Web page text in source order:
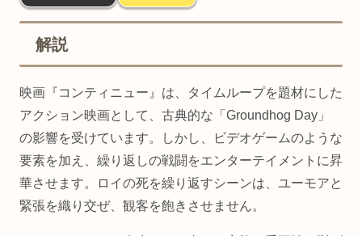
解説
映画『コンティニュー』は、タイムループを題材にした
アクション映画として、古典的な「Groundhog Day」
の影響を受けています。しかし、ビデオゲームのような
要素を加え、繰り返しの戦闘をエンターテイメントに昇
華させます。ロイの死を繰り返すシーンは、ユーモアと
緊張を織り交ぜ、観客を飽きさせません。